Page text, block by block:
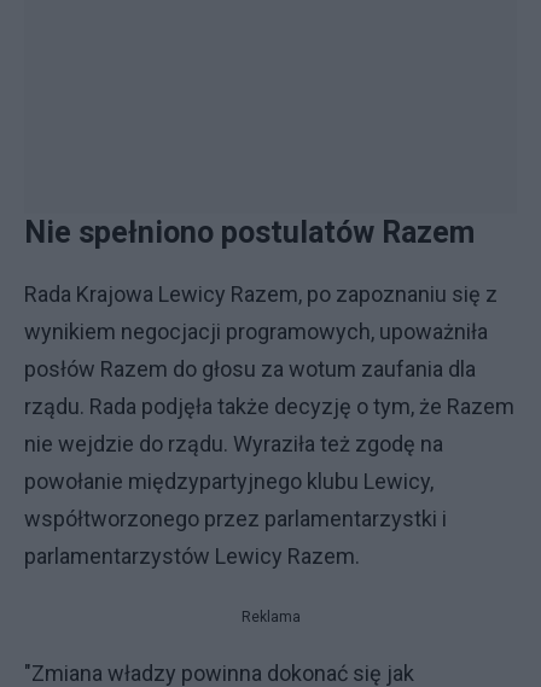
Nie spełniono postulatów Razem
Rada Krajowa Lewicy Razem, po zapoznaniu się z
wynikiem negocjacji programowych, upoważniła
posłów Razem do głosu za wotum zaufania dla
rządu. Rada podjęła także decyzję o tym, że Razem
nie wejdzie do rządu. Wyraziła też zgodę na
powołanie międzypartyjnego klubu Lewicy,
współtworzonego przez parlamentarzystki i
parlamentarzystów Lewicy Razem.
Reklama
"Zmiana władzy powinna dokonać się jak